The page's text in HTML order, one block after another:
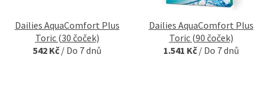
Dailies AquaComfort Plus
Toric (30 čoček)
542 Kč/ Do 7 dnů
Dailies AquaComfort Plus
Toric (90 čoček)
1.541 Kč/ Do 7 dnů